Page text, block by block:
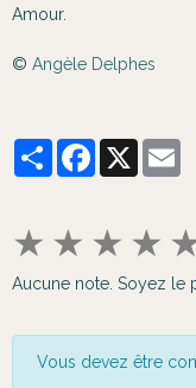
Amour.
© Angèle Delphes
PartagerFacebook
X
★ ★ ★ ★
Aucune note. Soyez le
Vous devez être